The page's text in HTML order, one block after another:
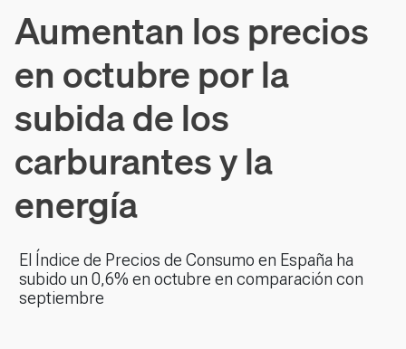
Aumentan los precios
en octubre por la
subida de los
carburantes y la
energía
El Índice de Precios de Consumo en España ha
subido un 0,6% en octubre en comparación con
septiembre